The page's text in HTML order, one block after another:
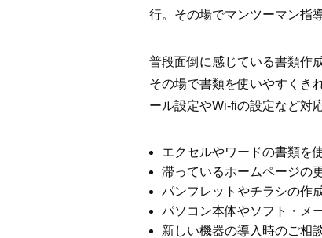
行。その場でマンツーマン指
普段面倒に感じている書類作
その場で書類を使いやすくき
ール設定やWi-fiの設定など対
エクセルやワードの書類を
滞っているホームページの
パンフレットやチラシの作成
パソコン本体やソフト・メ
新しい機器の導入時のご相